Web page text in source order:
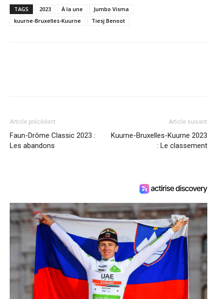
TAGS 2023 À la une
Jumbo Visma
kuurne-Bruxelles-Kuurne
Tiesj Benoot
Article précédent
Faun-Drôme Classic 2023 :
Les abandons
Article suivant
Kuurne-Bruxelles-Kuurne 2023
: Le classement